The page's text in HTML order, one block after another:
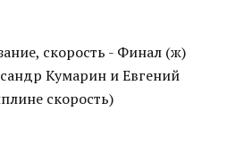
скорость - Финал (ж)
Кумарин и Евгений
скорость)